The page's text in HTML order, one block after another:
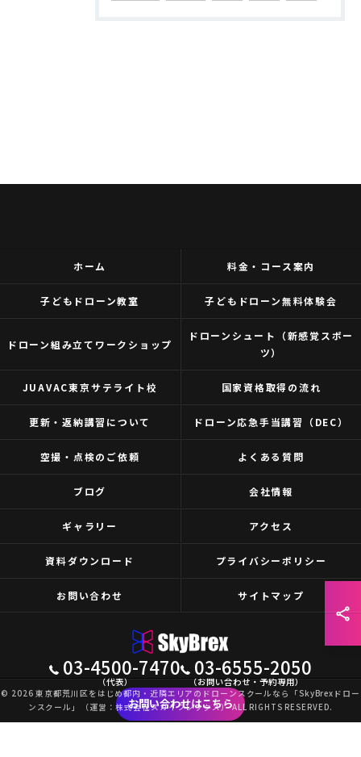
03-4500-7470
（代表）
03-6555-2050
（お問い合わせ・予約専用）
お問い合わせはこちら
ホーム 料金・コース案内
子どもドローン教室 子どもドローン無料体験会
ドローン組み立てワークショップ
ドローンシュート（新感覚スポー
ツ）
JUAVAC東京サテライト校 国家資格取得の流れ
更新・返納講習について ドローン応急手当講習（DEC）
空撮・点検のご依頼 よくある質問
ブログ 会社情報
ギャラリー アクセス
資料ダウンロード プライバシーポリシー
お問い合わせ サイトマップ
© 2026 東京都荒川区をはじめ都内・近隣エリアのドローンスクールなら「SkyBrexドロー
ンスクール」（運営：株式会社スカイブレックス） ALL RIGHTS RESERVED.